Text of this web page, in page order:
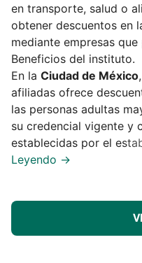
en transporte, salud o
obtener descuentos en
mediante empresas
Beneficios del instituto.
En la Ciudad de México
afiliadas ofrece
las personas adultas
su credencial vigente y
establecidas por el